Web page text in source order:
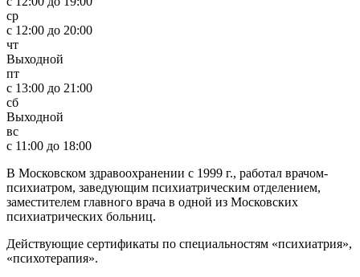
ср
c 12:00 до 20:00
чт
Выходной
пт
c 13:00 до 21:00
сб
Выходной
вс
c 11:00 до 18:00
В Московском здравоохранении с 1999 г., работал врачом-
психиатром, заведующим психиатрическим отделением,
заместителем главного врача в одной из Московских
психиатрических больниц.
Действующие сертификаты по специальностям «психиатрия»,
«психотерапия».